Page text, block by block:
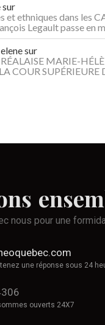
sur
et ethniques dans les
Legault passe en
sur
MARIE-
COUR SUPÉRIEURE
nous pour une
une réponse sous 24
ouverts 24X7